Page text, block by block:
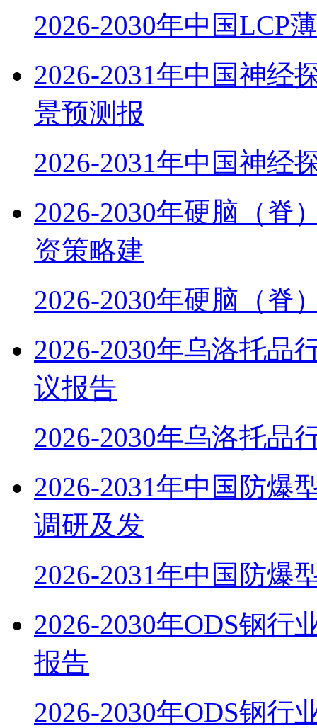
2026-2030年中国LCP
2026-2031年中国神经
景预测报
2026-2031年中国神经
2026-2030年硬脑（脊
资策略建
2026-2030年硬脑（脊
2026-2030年乌洛托品
议报告
2026-2030年乌洛托品
2026-2031年中国防爆
调研及发
2026-2031年中国防爆
2026-2030年ODS钢行
报告
2026-2030年ODS钢行